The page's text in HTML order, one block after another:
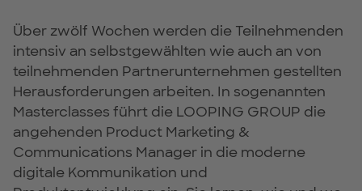
Über zwölf Wochen werden die Teilnehmenden
intensiv an selbstgewählten wie auch an von
teilnehmenden Partnerunternehmen gestellten
Herausforderungen arbeiten. In sogenannten
Masterclasses führt die LOOPING GROUP die
angehenden Product Marketing &
Communications Manager in die moderne
digitale Kommunikation und